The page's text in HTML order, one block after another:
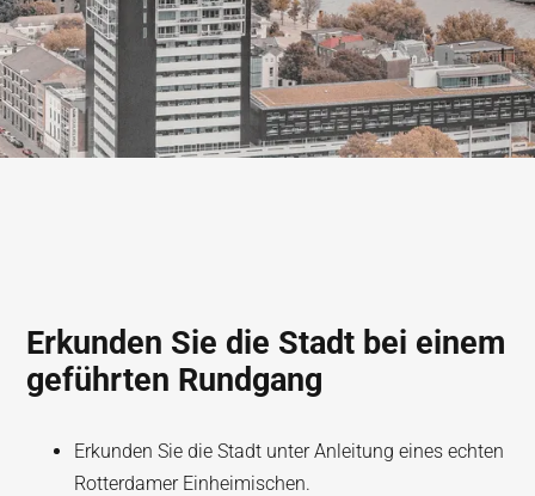
Erkunden Sie die Stadt bei einem
geführten Rundgang
Erkunden Sie die Stadt unter Anleitung eines echten
Rotterdamer Einheimischen.